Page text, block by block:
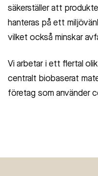
säkerställer att
hanteras på ett
vilket också minskar
Vi arbetar i ett flertal
centralt biobaserat
företag som använder